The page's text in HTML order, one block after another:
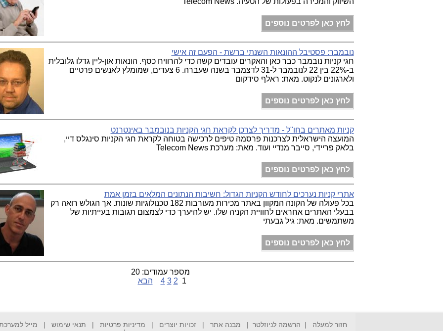
לחץ כאן לפרטים נוספים
נובמבר: פסטיבל ההונאות השנתי ברשת - הפעם זה אישי
חגי קניות נובמבר כבר כאן והאקרים עובדים קשה כדי להרוויח כסף. הונאות און-ליין גדלו גלובלית
ב-22% בין 22 לנובמבר ל-31 לדצמבר בשנה שעברה. 6 צעדים, שמומלץ לאנשים פרטיים
ולארגונים לנקוט. מאת: ראלף סידקום
לחץ כאן לפרטים נוספים
קניות מאתרים בחו"ל - מדריך לצרכן לקראת חגי הקניות בנובמבר באינטרנט
המועצה הישראלית לצרכנות פרסמה טיפים לרכישה בטוחה לקראת חגי הקניות סינגלס דיי,
בלאק פריידי, סייבר מנדיי ועוד. מאת: מערכת Telecom News
לחץ כאן לפרטים נוספים
אתרי קניות נערכים לחודש הקניות הגדול: חשיבות הנתונים המלאים בזמן אמת
בכל פעולה של הקונה המקוון באתר מכירות מעורבות 182 טכנולוגיות שונות. אך הגולש רואה רק
בבעלי האתרים אחראים לחוויית הקניה שלו. יש להיערך כדי לצמצום תגובות בעייתיות של
משתמשים. מאת: גיל גבעתי
לחץ כאן לפרטים נוספים
מספר עמודים: 20
1
2
3
4 הבא
חזור למעלה | הרשמה לניוזלטר | מבנה אתר |זכויות יוצרים | מדיניות פרטיות | תנאי שימוש | מייל